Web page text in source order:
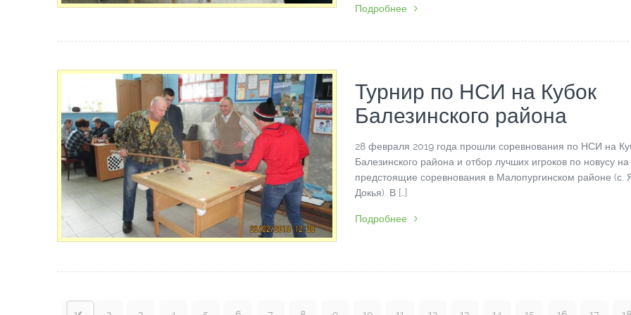
Подробнее
Турнир по НСИ на Кубок
Балезинского района
28 февраля 2019 года прошли соревнования по НСИ на
Балезинского района и отбор лучших игроков по новусу на
предстоящие соревнования в Малопургинском районе (с.
Докья). В […]
Подробнее